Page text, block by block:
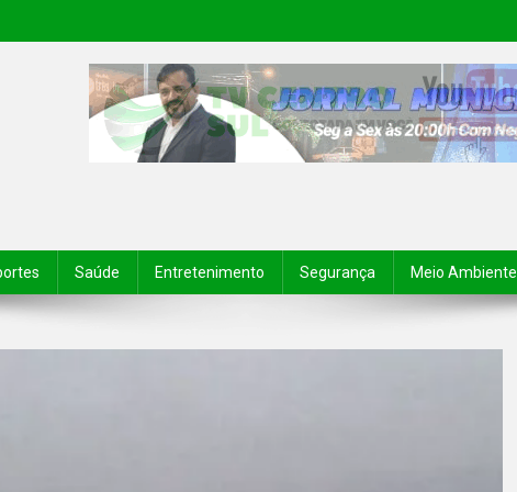
Saúde Entretenimento Segurança Meio Ambiente